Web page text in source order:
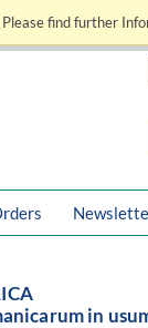
find further
in